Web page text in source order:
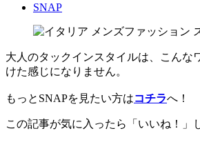
SNAP
大人のタックインスタイルは、こんな
けた感じになりません。
もっとSNAPを見たい方はコチラへ！
この記事が気に入ったら「いいね！」